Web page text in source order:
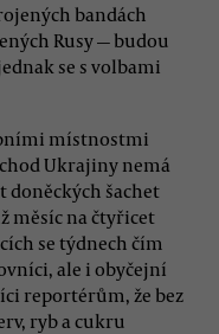
bandách
Rusy — budou
se s volbami
místnostmi
Ukrajiny nemá
doněckých šachet
měsíc na čtyřicet
se týdnech čím
ale i obyčejní
reportérům, že bez
ryb a cukru